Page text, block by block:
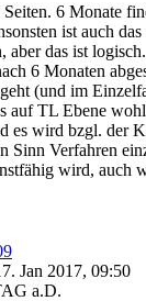
6 Monate
ist auch
aber das ist
6 Monaten
(und im
auf TL Ebene
es wird bzgl. der
Sinn Verfahren
wird, auch
Jan 2017, 09:50
a.D.